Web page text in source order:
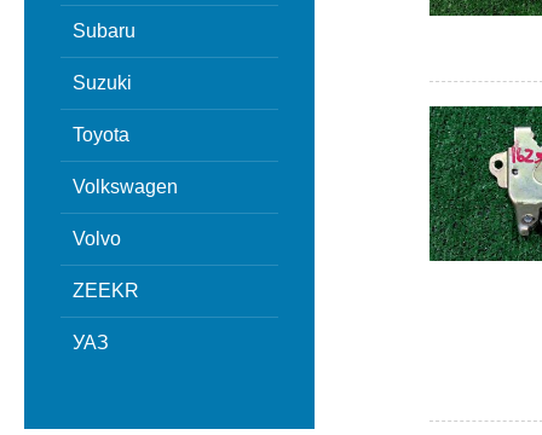
Subaru
Suzuki
Toyota
Volkswagen
Volvo
ZEEKR
УАЗ